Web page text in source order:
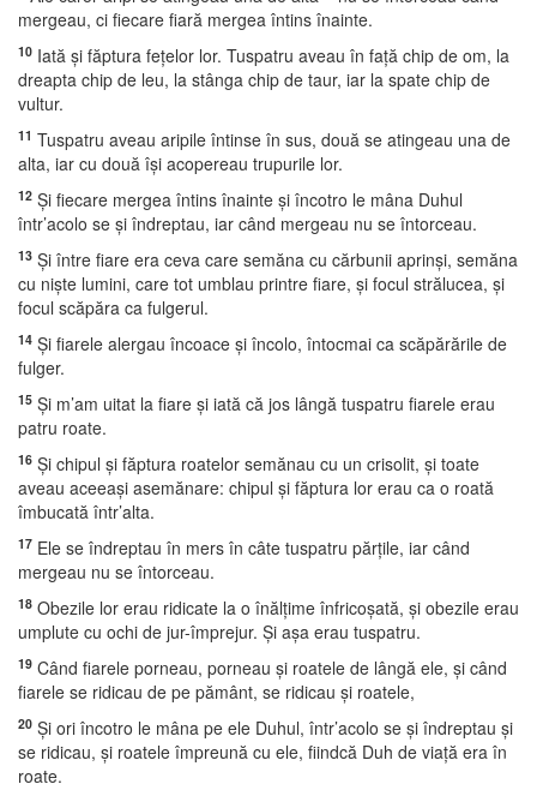
mergeau, ci fiecare fiară mergea întins înainte.
10 Iată şi făptura feţelor lor. Tuspatru aveau în faţă chip de om, la
dreapta chip de leu, la stânga chip de taur, iar la spate chip de
vultur.
11 Tuspatru aveau aripile întinse în sus, două se atingeau una de
alta, iar cu două îşi acopereau trupurile lor.
12 Şi fiecare mergea întins înainte şi încotro le mâna Duhul
într’acolo se şi îndreptau, iar când mergeau nu se întorceau.
13 Şi între fiare era ceva care semăna cu cărbunii aprinşi, semăna
cu nişte lumini, care tot umblau printre fiare, şi focul strălucea, şi
focul scăpăra ca fulgerul.
14 Şi fiarele alergau încoace şi încolo, întocmai ca scăpărările de
fulger.
15 Şi m’am uitat la fiare şi iată că jos lângă tuspatru fiarele erau
patru roate.
16 Şi chipul şi făptura roatelor semănau cu un crisolit, şi toate
aveau aceeaşi asemănare: chipul şi făptura lor erau ca o roată
îmbucată într’alta.
17 Ele se îndreptau în mers în câte tuspatru părţile, iar când
mergeau nu se întorceau.
18 Obezile lor erau ridicate la o înălţime înfricoşată, şi obezile erau
umplute cu ochi de jur-împrejur. Şi aşa erau tuspatru.
19 Când fiarele porneau, porneau şi roatele de lângă ele, şi când
fiarele se ridicau de pe pământ, se ridicau şi roatele,
20 Şi ori încotro le mâna pe ele Duhul, într’acolo se şi îndreptau şi
se ridicau, şi roatele împreună cu ele, fiindcă Duh de viaţă era în
roate.